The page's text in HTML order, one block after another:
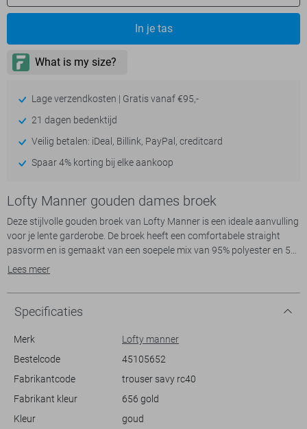
In je tas
Lage verzendkosten | Gratis vanaf €95,-
21 dagen bedenktijd
Veilig betalen: iDeal, Billink, PayPal, creditcard
Spaar 4% korting bij elke aankoop
Lofty Manner gouden dames broek
Deze stijlvolle gouden broek van Lofty Manner is een ideale aanvulling
voor je lente garderobe. De broek heeft een comfortabele straight
pasvorm en is gemaakt van een soepele mix van 95% polyester en 5%
elastaan, die ervoor zorgt dat je vrij kunt bewegen. Dankzij de
subtiele structuur voor een modieuze uitstraling zorgt. De
steekzakken aan de voorzijde voegen een praktisch element toe,
ideaal voor dagelijks gebruik.
Met zijn regular waist en normale lengte is deze damesbroek
uit plant of een ontspannen avond met vrienden, de broek past
perfect bij je plannen. De subtiele gouden tint geeft je look een
elegante twist, zonder te overheersen. Combineer de broek met een
blouse voor een meer verfijnde look. Deze Lofty Manner broek is een
Lees meer
Specificaties
Merk
Lofty manner
Bestelcode
45105652
Fabrikantcode
trouser savy rc40
Fabrikant kleur
656 gold
Kleur
goud